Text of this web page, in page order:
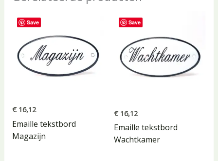
Save
€16,12
Emaille tekstbord
Magazijn
Save
€ 16,12
Emaille tekstbord
Wachtkamer